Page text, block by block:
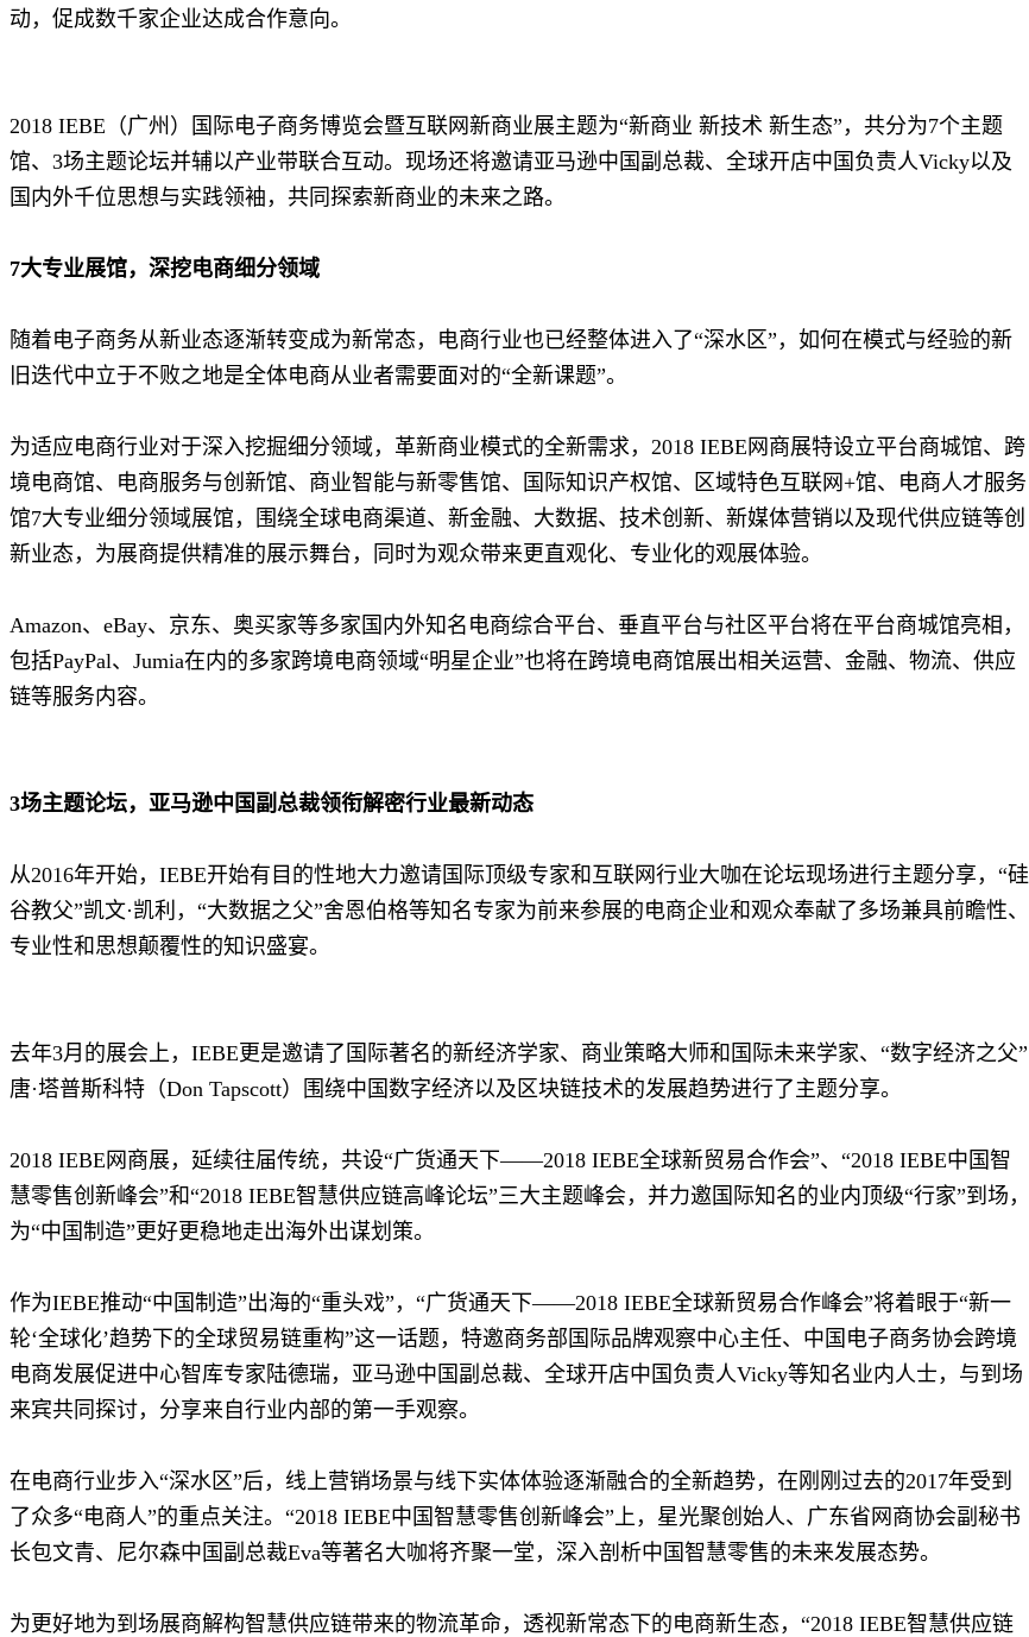
动，促成数千家企业达成合作意向。
2018 IEBE（广州）国际电子商务博览会暨互联网新商业展主题为“新商业 新技术 新生态”，共分为7个主题
馆、3场主题论坛并辅以产业带联合互动。现场还将邀请亚马逊中国副总裁、全球开店中国负责人Vicky以及
国内外千位思想与实践领袖，共同探索新商业的未来之路。
7大专业展馆，深挖电商细分领域
随着电子商务从新业态逐渐转变成为新常态，电商行业也已经整体进入了“深水区”，如何在模式与经验的新
旧迭代中立于不败之地是全体电商从业者需要面对的“全新课题”。
为适应电商行业对于深入挖掘细分领域，革新商业模式的全新需求，2018 IEBE网商展特设立平台商城馆、跨
境电商馆、电商服务与创新馆、商业智能与新零售馆、国际知识产权馆、区域特色互联网+馆、电商人才服务
馆7大专业细分领域展馆，围绕全球电商渠道、新金融、大数据、技术创新、新媒体营销以及现代供应链等创
新业态，为展商提供精准的展示舞台，同时为观众带来更直观化、专业化的观展体验。
Amazon、eBay、京东、奥买家等多家国内外知名电商综合平台、垂直平台与社区平台将在平台商城馆亮相，
包括PayPal、Jumia在内的多家跨境电商领域“明星企业”也将在跨境电商馆展出相关运营、金融、物流、供应
链等服务内容。
3场主题论坛，亚马逊中国副总裁领衔解密行业最新动态
从2016年开始，IEBE开始有目的性地大力邀请国际顶级专家和互联网行业大咖在论坛现场进行主题分享，“硅
谷教父”凯文·凯利，“大数据之父”舍恩伯格等知名专家为前来参展的电商企业和观众奉献了多场兼具前瞻性、
专业性和思想颠覆性的知识盛宴。
去年3月的展会上，IEBE更是邀请了国际著名的新经济学家、商业策略大师和国际未来学家、“数字经济之父”
唐·塔普斯科特（Don Tapscott）围绕中国数字经济以及区块链技术的发展趋势进行了主题分享。
2018 IEBE网商展，延续往届传统，共设“广货通天下——2018 IEBE全球新贸易合作会”、“2018 IEBE中国智
慧零售创新峰会”和“2018 IEBE智慧供应链高峰论坛”三大主题峰会，并力邀国际知名的业内顶级“行家”到场，
为“中国制造”更好更稳地走出海外出谋划策。
作为IEBE推动“中国制造”出海的“重头戏”，“广货通天下——2018 IEBE全球新贸易合作峰会”将着眼于“新一
轮‘全球化’趋势下的全球贸易链重构”这一话题，特邀商务部国际品牌观察中心主任、中国电子商务协会跨境
电商发展促进中心智库专家陆德瑞，亚马逊中国副总裁、全球开店中国负责人Vicky等知名业内人士，与到场
来宾共同探讨，分享来自行业内部的第一手观察。
在电商行业步入“深水区”后，线上营销场景与线下实体体验逐渐融合的全新趋势，在刚刚过去的2017年受到
了众多“电商人”的重点关注。“2018 IEBE中国智慧零售创新峰会”上，星光聚创始人、广东省网商协会副秘书
长包文青、尼尔森中国副总裁Eva等著名大咖将齐聚一堂，深入剖析中国智慧零售的未来发展态势。
为更好地为到场展商解构智慧供应链带来的物流革命，透视新常态下的电商新生态，“2018 IEBE智慧供应链